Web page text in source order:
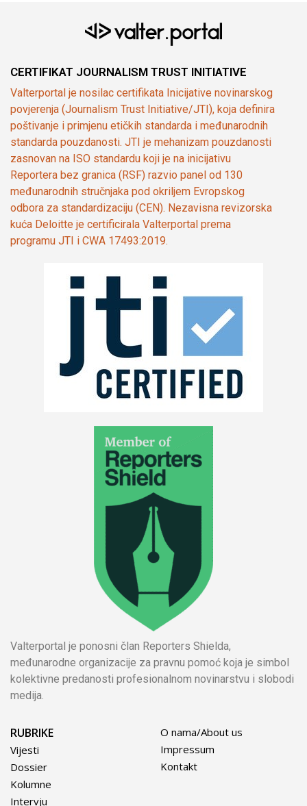
CERTIFIKAT JOURNALISM TRUST INITIATIVE
Valterportal je nosilac certifikata Inicijative novinarskog
povjerenja (Journalism Trust Initiative/JTI), koja definira
poštivanje i primjenu etičkih standarda i međunarodnih
standarda pouzdanosti. JTI je mehanizam pouzdanosti
zasnovan na ISO standardu koji je na inicijativu
Reportera bez granica (RSF) razvio panel od 130
međunarodnih stručnjaka pod okriljem Evropskog
odbora za standardizaciju (CEN). Nezavisna revizorska
kuća Deloitte je certificirala Valterportal prema
programu JTI i CWA 17493:2019.
Valterportal je ponosni član Reporters Shielda,
međunarodne organizacije za pravnu pomoć koja je simbol
kolektivne predanosti profesionalnom novinarstvu i slobodi
medija.
RUBRIKE
Vijesti
Dossier
Kolumne
Intervju
O nama/About us
Impressum
Kontakt